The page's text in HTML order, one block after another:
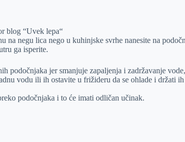
blog “Uvek lepa“
negu lica nego u kuhinjske svrhe nanesite na
ga isperite.
podočnjaka jer smanjuje zapaljenja i zadržavanje
vodu ili ih ostavite u frižideru da se ohlade i držati
podočnjaka i to će imati odličan učinak.